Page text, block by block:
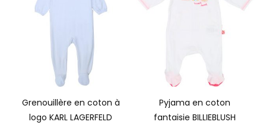
Grenouillère en coton à
logo KARL LAGERFELD
Pyjama en coton
fantaisie BILLIEBLUSH